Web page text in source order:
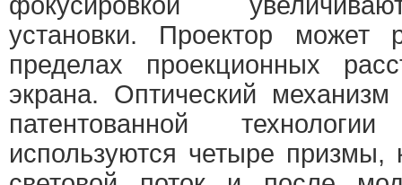
установки. Проектор может
пределах проекционных
экрана. Оптический
патентованной
используются четыре